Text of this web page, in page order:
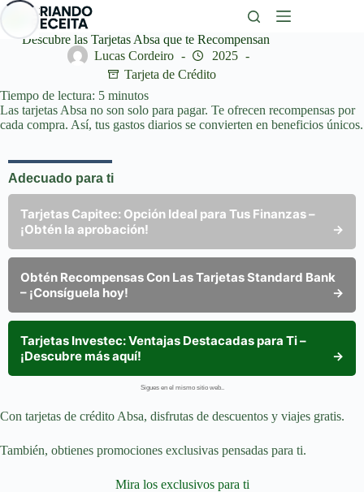
Saltar
contenidoDescubre las Tarjetas Absa que te Recompensan
Lucas Cordeiro
2025
Tarjeta de Crédito
Tiempo de lectura: 5 minutos
Las tarjetas Absa no son solo para pagar. Te ofrecen recompensas por
cada compra. Así, tus gastos diarios se convierten en beneficios únicos.
Adecuado para ti
Tarjetas Capitec: Opción Ideal para Tus Finanzas –
¡Obtén la aprobación!
→
Obtén Recompensas Con Las Tarjetas Standard Bank
– ¡Consíguela hoy!
→
Tarjetas Investec: Ventajas Destacadas para Ti –
¡Descubre más aquí!
→
Sigues en el mismo sitio web..
Con tarjetas de crédito Absa, disfrutas de descuentos y viajes gratis.
También, obtienes promociones exclusivas pensadas para ti.
Mira los exclusivos para ti